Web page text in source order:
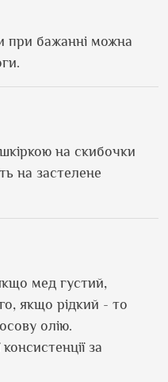
при бажанні можна
на скибочки
на застелене
мед густий,
якщо рідкий - то
олію.
за